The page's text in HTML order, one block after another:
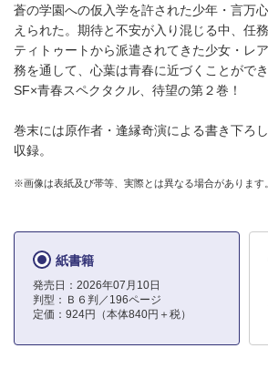
蒼の学園への仮入学を許された少年・言万
えられた。期待と不安が入り混じる中、任
ティトゥートから派遣されてきた少女・レ
務を通して、心葉は青春に近づくことがで
SF×青春スペクタクル、待望の第２巻！
巻末には原作者・逢縁奇演による書き下ろ
収録。
※画像は表紙及び帯等、実際とは異なる場合があります。
紙書籍
発売日：2026年07月10日
判型：Ｂ６判／196ページ
定価：924円（本体840円＋税）